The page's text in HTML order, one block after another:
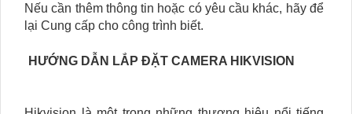
Nếu cần thêm thông tin hoặc có yêu cầu khác, hãy để
lại Cung cấp cho công trình biết.
HƯỚNG DẪN LẮP ĐẶT CAMERA HIKVISION